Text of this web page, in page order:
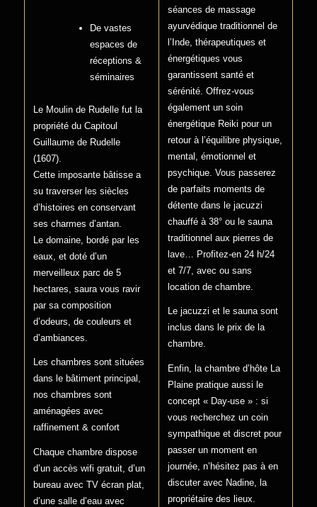
De vastes
espaces de
réceptions &
séminaires
Le Moulin de Rudelle fut la
propriété du Capitoul
Guillaume de Rudelle
(1607).
Cette imposante bâtisse a
su traverser les siècles
d’histoires en conservant
ses charmes d’antan.
Le domaine, bordé par les
eaux, et doté d’un
merveilleux parc de 5
hectares, saura vous ravir
par sa composition
d’odeurs, de couleurs et
d’ambiances.
Les chambres sont situées
dans le bâtiment principal,
nos chambres sont
aménagées avec
raffinement & confort
Chaque chambre dispose
d’un accès wifi gratuit, d’un
bureau avec TV écran plat,
d’une salle d’eau avec
séances de massage
ayurvédique traditionnel de
l’Inde, thérapeutiques et
énergétiques vous
garantissent santé et
sérénité. Offrez-vous
également un soin
énergétique Reiki pour un
retour à l’équilibre physique,
mental, émotionnel et
psychique. Vous passerez
de parfaits moments de
détente dans le jacuzzi
chauffé à 38° ou le sauna
traditionnel aux pierres de
lave… Profitez-en 24 h/24
et 7/7, avec ou sans
location de chambre.
Le jacuzzi et le sauna sont
inclus dans le prix de la
chambre.
Enfin, la chambre d’hôte La
Plaine pratique aussi le
concept « Day-use » : si
vous recherchez un coin
sympathique et discret pour
passer un moment en
journée, n’hésitez pas à en
discuter avec Nadine, la
propriétaire des lieux.